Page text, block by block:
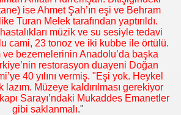
ise Ahmet Şah’ın eşi ve Behram
Turan Melek tarafından yaptırıldı.
müzik ve su sesiyle tedavi
cami, 23 tonoz ve iki kubbe ile örtülü.
ve bezemelerinin Anadolu’da başka
restorasyon duayeni Doğan
40 yılını vermiş. "Eşi yok. Heykel
Müzeye kaldırılması gerekiyor
Sarayı’ndaki Mukaddes Emanetler
gibi saklanmalı."